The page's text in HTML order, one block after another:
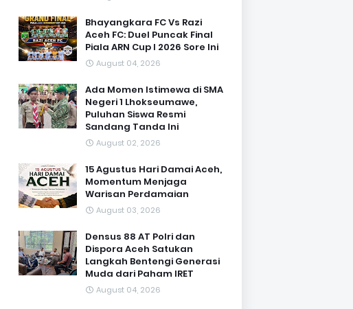
Bhayangkara FC Vs Razi
Aceh FC: Duel Puncak Final
Piala ARN Cup I 2026 Sore Ini
August 04, 2026
Ada Momen Istimewa di SMA
Negeri 1 Lhokseumawe,
Puluhan Siswa Resmi
Sandang Tanda Ini
August 02, 2026
15 Agustus Hari Damai Aceh,
Momentum Menjaga
Warisan Perdamaian
August 03, 2026
Densus 88 AT Polri dan
Dispora Aceh Satukan
Langkah Bentengi Generasi
Muda dari Paham IRET
August 04, 2026